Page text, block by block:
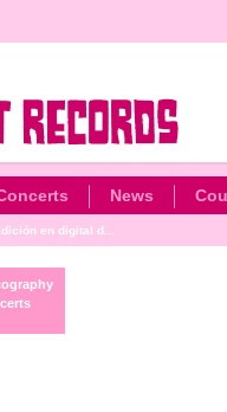
News
en digital d...